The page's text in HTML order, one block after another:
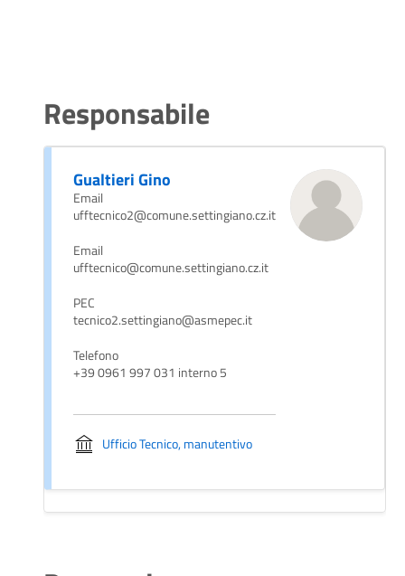
Responsabile
Gualtieri Gino
Email
ufftecnico2@comune.settingiano.cz.it
Email
ufftecnico@comune.settingiano.cz.it
PEC
tecnico2.settingiano@asmepec.it
Telefono
+39 0961 997 031 interno 5
Ufficio Tecnico, manutentivo